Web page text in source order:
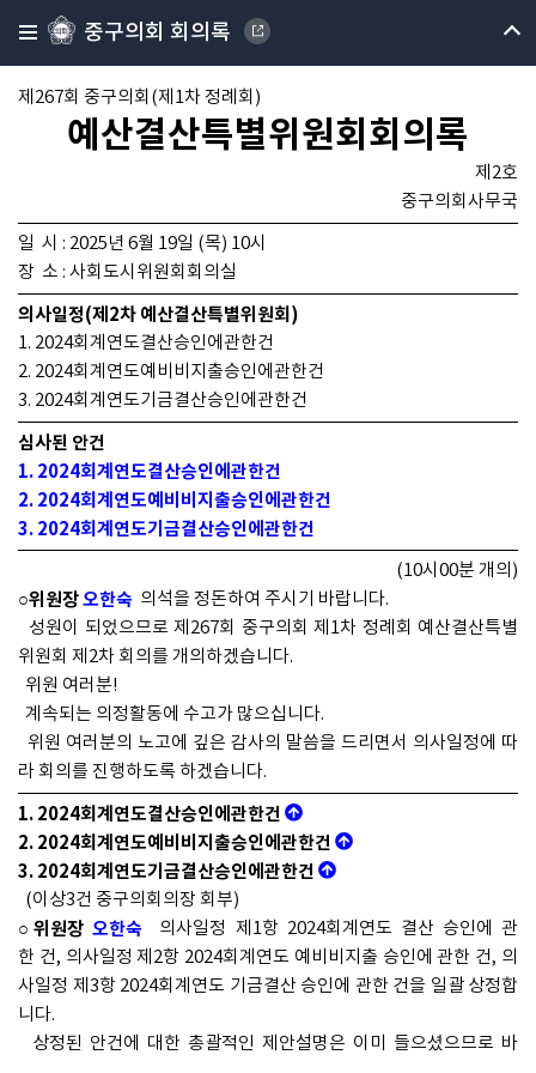
중구의회 회의록
제267회 중구의회(제1차 정례회)
예산결산특별위원회회의록
제2호
중구의회사무국
일 시 : 2025년 6월 19일 (목) 10시
장 소 : 사회도시위원회회의실
의사일정(제2차 예산결산특별위원회)
1. 2024회계연도결산승인에관한건
2. 2024회계연도예비비지출승인에관한건
3. 2024회계연도기금결산승인에관한건
심사된 안건
1. 2024회계연도결산승인에관한건
2. 2024회계연도예비비지출승인에관한건
3. 2024회계연도기금결산승인에관한건
(10시00분 개의)
○위원장오한숙 의석을 정돈하여 주시기 바랍니다.
성원이 되었으므로 제267회 중구의회 제1차 정례회 예산결산특별
위원회 제2차 회의를 개의하겠습니다.
위원 여러분!
계속되는 의정활동에 수고가 많으십니다.
위원 여러분의 노고에 깊은 감사의 말씀을 드리면서 의사일정에 따
라 회의를 진행하도록 하겠습니다.
1. 2024회계연도결산승인에관한건
2. 2024회계연도예비비지출승인에관한건
3. 2024회계연도기금결산승인에관한건
(이상3건 중구의회의장 회부)
○위원장오한숙 의사일정 제1항 2024회계연도 결산 승인에 관
한 건, 의사일정 제2항 2024회계연도 예비비지출 승인에 관한 건, 의
사일정 제3항 2024회계연도 기금결산 승인에 관한 건을 일괄 상정합
니다.
상정된 안건에 대한 총괄적인 제안설명은 이미 들으셨으므로 바